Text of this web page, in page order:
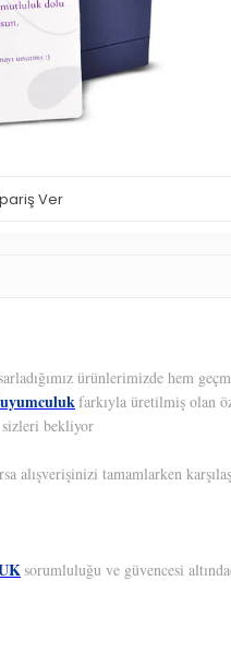
Ver
ürünlerimizde hem
farkıyla üretilmiş olan
sizleri bekliyor
alışverişinizi tamamlarken
sorumluluğu ve güvencesi